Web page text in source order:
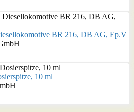
BR 216, DB AG, Ep.V
10 ml